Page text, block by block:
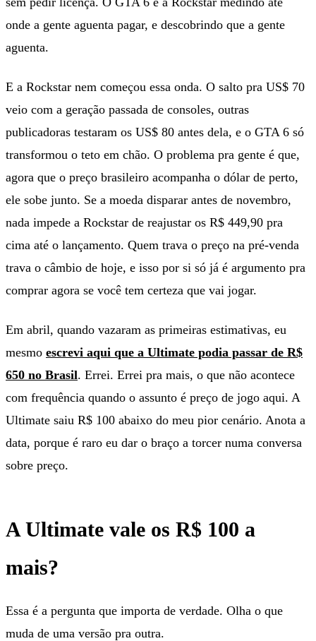
onde a gente aguenta pagar, e descobrindo que a gente
aguenta.
E a Rockstar nem começou essa onda. O salto pra US$ 70
veio com a geração passada de consoles, outras
publicadoras testaram os US$ 80 antes dela, e o GTA 6 só
transformou o teto em chão. O problema pra gente é que,
agora que o preço brasileiro acompanha o dólar de perto,
ele sobe junto. Se a moeda disparar antes de novembro,
nada impede a Rockstar de reajustar os R$ 449,90 pra
cima até o lançamento. Quem trava o preço na pré-venda
trava o câmbio de hoje, e isso por si só já é argumento pra
comprar agora se você tem certeza que vai jogar.
Em abril, quando vazaram as primeiras estimativas, eu
mesmo escrevi aqui que a Ultimate podia passar de R$
650 no Brasil. Errei. Errei pra mais, o que não acontece
com frequência quando o assunto é preço de jogo aqui. A
Ultimate saiu R$ 100 abaixo do meu pior cenário. Anota a
data, porque é raro eu dar o braço a torcer numa conversa
sobre preço.
A Ultimate vale os R$ 100 a
mais?
Essa é a pergunta que importa de verdade. Olha o que
muda de uma versão pra outra.